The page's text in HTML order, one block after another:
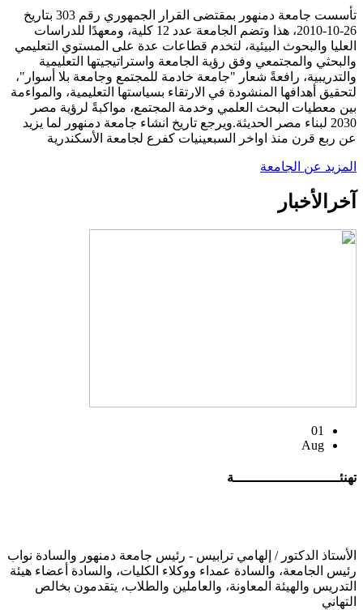
تأسست جامعة دمنهور بمقتضى القرار الجمهوري رقم 303 بتاريخ
26-10-2010، هذا وتضم الجامعة عدد 12 كلية، ومعهدًا للدراسات
العليا والبحوث البيئية، لتخدم قطاعات عدة على المستوي التعليمي
والبحثي والمجتمعي وفق رؤية الجامعة واستراتيجيتها التعليمية
والتدريبية، رافعةً شعار "جامعة خادمة للمجتمع وجامعة بلا أسوار"،
لتحقيق أهدافها المنشودة في الارتقاء بسياستها التعليمية، والمواءمة
بين معطيات البحث العلمي وخدمة المجتمع، مواكبةً لرؤية مصر
2030 لبناء مصر الحديثة.ويرجع تاريخ انشاء جامعة دمنهور لما يزيد
عن ربع قرن منذ اواخر السبعينيات كفرع لجامعة الأسكندرية
المزيد عن الجامعة
آخر الأخبار
01
Aug
تهنئــــــــــــــــــــــــــة
الأستاذ الدكتور / إلهامي ترابيس - رئيس جامعة دمنهور والسادة نواب
رئيس الجامعة، والسادة عمداء ووكلاء الكليات، والسادة أعضاء هيئة
التدريس والهيئة المعاونة، والعاملين والطلاب، يتقدمون بخالص
التهاني